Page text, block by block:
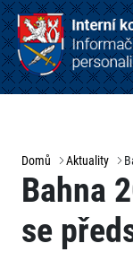
Domů Aktuality
Bahna
se